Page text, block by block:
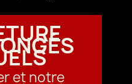
et notre